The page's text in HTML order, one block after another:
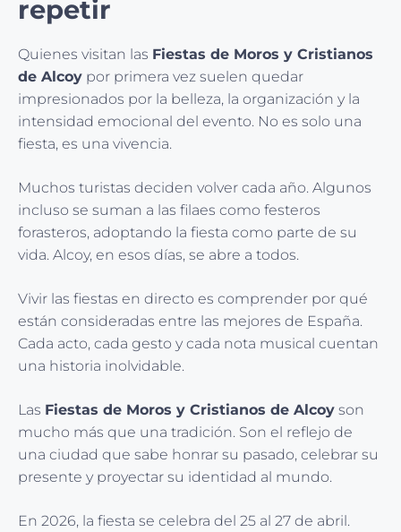
repetir
Quienes visitan las Fiestas de Moros y Cristianos
de Alcoy por primera vez suelen quedar
impresionados por la belleza, la organización y la
intensidad emocional del evento. No es solo una
fiesta, es una vivencia.
Muchos turistas deciden volver cada año. Algunos
incluso se suman a las filaes como festeros
forasteros, adoptando la fiesta como parte de su
vida. Alcoy, en esos días, se abre a todos.
Vivir las fiestas en directo es comprender por qué
están consideradas entre las mejores de España.
Cada acto, cada gesto y cada nota musical cuentan
una historia inolvidable.
Las Fiestas de Moros y Cristianos de Alcoy son
mucho más que una tradición. Son el reflejo de
una ciudad que sabe honrar su pasado, celebrar su
presente y proyectar su identidad al mundo.
En 2026, la fiesta se celebra del 25 al 27 de abril.